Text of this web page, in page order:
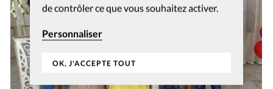
de contrôler ce que vous souhaitez activer.
Personnaliser
OK, J'ACCEPTE TOUT